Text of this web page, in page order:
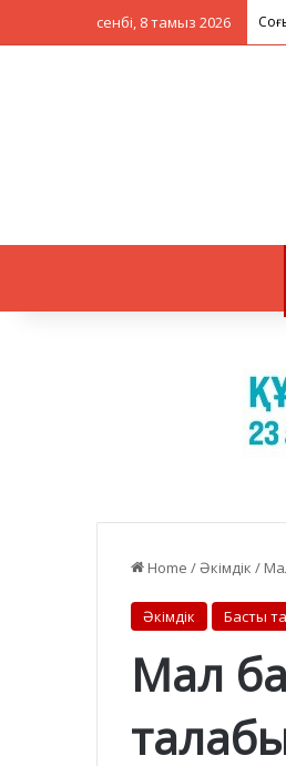
сенбі, 8 тамыз 2026
Home /Әкімдік /
Әкімдік Басты
Мал